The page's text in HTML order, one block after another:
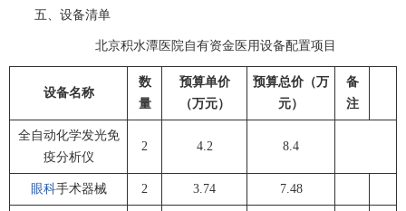
五、设备清单
北京积水潭医院自有资金医用设备配置项目
设备名称
数
量
预算单价
（万元）
预算总价（万
元）
备
注
全自动化学发光免
疫分析仪
2 4.2 8.4
眼科手术器械 2 3.74 7.48